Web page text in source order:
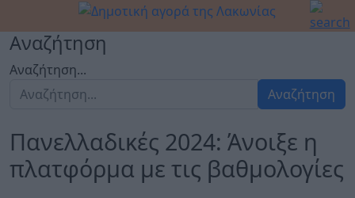
Αναζήτηση
Αναζήτηση...
Αναζήτηση
Πανελλαδικές 2024: Άνοιξε η
πλατφόρμα με τις βαθμολογίες